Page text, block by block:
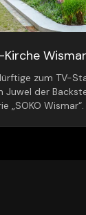
Wismar
zum TV-
Juwel der
„SOKO Wismar“.